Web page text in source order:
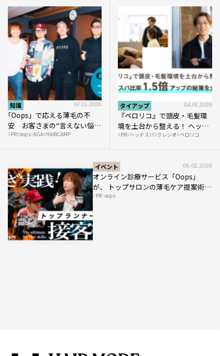
知識 07.13.2026
｢Oops」で応える薄毛の不
安 お客さまの“言えない悩
み”にどう向き合う？ ＃01
PR oops AGA HAIRCAMP
タイアップ 04.01.2026
『ペロリコ』で頭皮・毛髪環
境を土台から整える！ ヘッド
スパ比率1.5倍アップの秘策を
PR ヘッドスパ クレシオ ペロリコ
イベント 06.02.2026
オンライン診療サービス「Oops」
が、 トップサロンの薄毛ケア提案術を
HAIRCAMPで公開！
PR oops